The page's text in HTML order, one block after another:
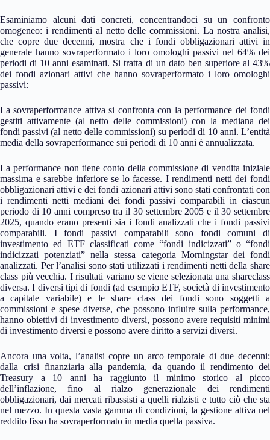
Esaminiamo alcuni dati concreti, concentrandoci su un confronto
omogeneo: i rendimenti al netto delle commissioni. La nostra analisi,
che copre due decenni, mostra che i fondi obbligazionari attivi in
generale hanno sovraperformato i loro omologhi passivi nel 64% dei
periodi di 10 anni esaminati. Si tratta di un dato ben superiore al 43%
dei fondi azionari attivi che hanno sovraperformato i loro omologhi
passivi:
La sovraperformance attiva si confronta con la performance dei fondi
gestiti attivamente (al netto delle commissioni) con la mediana dei
fondi passivi (al netto delle commissioni) su periodi di 10 anni. L’entità
media della sovraperformance sui periodi di 10 anni è annualizzata.
La performance non tiene conto della commissione di vendita iniziale
massima e sarebbe inferiore se lo facesse. I rendimenti netti dei fondi
obbligazionari attivi e dei fondi azionari attivi sono stati confrontati con
i rendimenti netti mediani dei fondi passivi comparabili in ciascun
periodo di 10 anni compreso tra il 30 settembre 2005 e il 30 settembre
2025, quando erano presenti sia i fondi analizzati che i fondi passivi
comparabili. I fondi passivi comparabili sono fondi comuni di
investimento ed ETF classificati come “fondi indicizzati” o “fondi
indicizzati potenziati” nella stessa categoria Morningstar dei fondi
analizzati. Per l’analisi sono stati utilizzati i rendimenti netti della share
class più vecchia. I risultati variano se viene selezionata una shareclass
diversa. I diversi tipi di fondi (ad esempio ETF, società di investimento
a capitale variabile) e le share class dei fondi sono soggetti a
commissioni e spese diverse, che possono influire sulla performance,
hanno obiettivi di investimento diversi, possono avere requisiti minimi
di investimento diversi e possono avere diritto a servizi diversi.
Ancora una volta, l’analisi copre un arco temporale di due decenni:
dalla crisi finanziaria alla pandemia, da quando il rendimento dei
Treasury a 10 anni ha raggiunto il minimo storico al picco
dell’inflazione, fino al rialzo generazionale dei rendimenti
obbligazionari, dai mercati ribassisti a quelli rialzisti e tutto ciò che sta
nel mezzo. In questa vasta gamma di condizioni, la gestione attiva nel
reddito fisso ha sovraperformato in media quella passiva.